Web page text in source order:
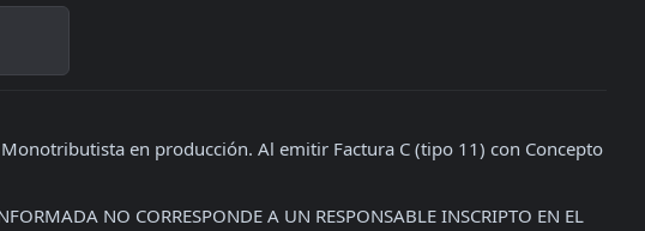
en producción. Al emitir Factura C (tipo 11) con Concepto
NO CORRESPONDE A UN RESPONSABLE INSCRIPTO EN EL